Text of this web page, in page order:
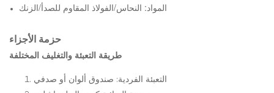
المواد: النحاس/الفولاذ المقاوم للصدأ/الزنك
حزمة الأجزاء
طريقة التعبئة والتغليف المختلفة
التعبئة الفردية: صندوق ألوان أو صدفي